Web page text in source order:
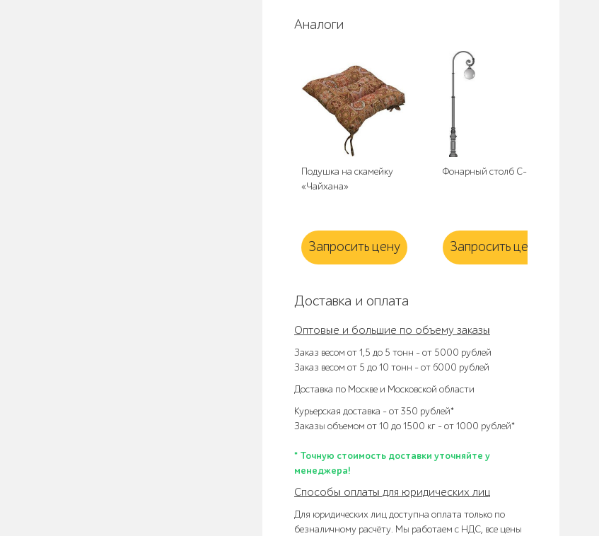
Аналоги
Подушка на скамейку
«Чайхана»
Запросить цену
Фонарный столб C-01
Запросить цену
Доставка и оплата
Оптовые и большие по объему заказы
Заказ весом от 1,5 до 5 тонн – от 5000 рублей
Заказ весом от 5 до 10 тонн – от 6000 рублей
Доставка по Москве и Московской области
Курьерская доставка – от 350 рублей*
Заказы объемом от 10 до 1500 кг – от 1000 рублей*
* Точную стоимость доставки уточняйте у
менеджера!
Способы оплаты для юридических лиц
Для юридических лиц доступна оплата только по
безналичному расчёту. Мы работаем с НДС, все цены